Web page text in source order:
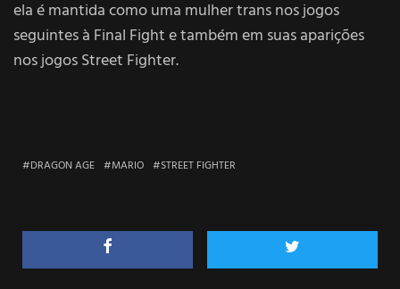
ela é mantida como uma mulher trans nos jogos
seguintes à Final Fight e também em suas aparições
nos jogos Street Fighter.
DRAGON AGE MARIO STREET FIGHTER